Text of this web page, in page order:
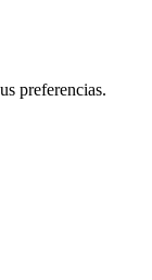
preferencias.